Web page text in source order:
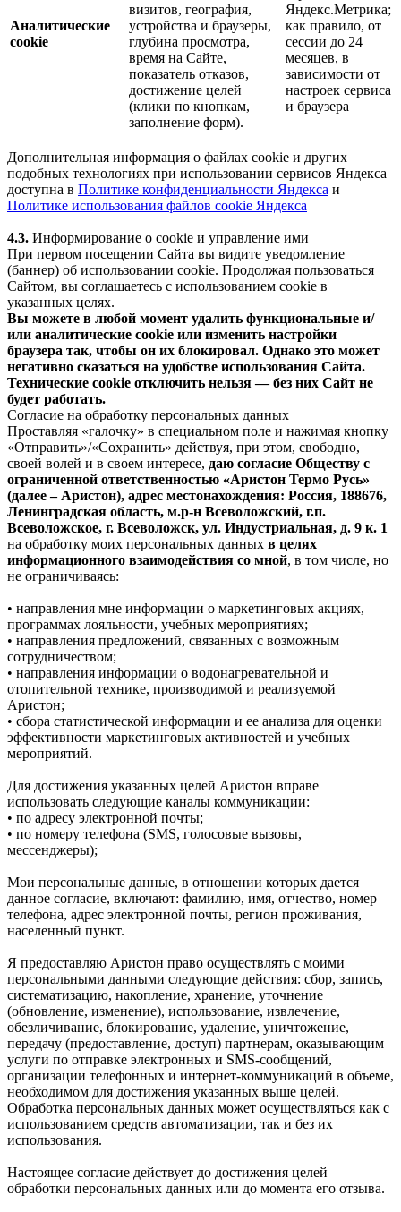
Аналитические
cookie
визитов, география,
устройства и браузеры,
глубина просмотра,
время на Сайте,
показатель отказов,
достижение целей
(клики по кнопкам,
заполнение форм).
Яндекс.Метрика;
как правило, от
сессии до 24
месяцев, в
зависимости от
настроек сервиса
и браузера
Дополнительная информация о файлах cookie и других
подобных технологиях при использовании сервисов Яндекса
доступна в Политике конфиденциальности Яндекса и
Политике использования файлов cookie Яндекса
4.3. Информирование о cookie и управление ими
При первом посещении Сайта вы видите уведомление
(баннер) об использовании cookie. Продолжая пользоваться
Сайтом, вы соглашаетесь с использованием cookie в
указанных целях.
Вы можете в любой момент удалить функциональные и/
или аналитические cookie или изменить настройки
браузера так, чтобы он их блокировал. Однако это может
негативно сказаться на удобстве использования Сайта.
Технические cookie отключить нельзя — без них Сайт не
будет работать.
Согласие на обработку персональных данных
Проставляя «галочку» в специальном поле и нажимая кнопку
«Отправить»/«Сохранить» действуя, при этом, свободно,
своей волей и в своем интересе, даю согласие Обществу с
ограниченной ответственностью «Аристон Термо Русь»
(далее – Аристон), адрес местонахождения: Россия, 188676,
Ленинградская область, м.р-н Всеволожский, г.п.
Всеволожское, г. Всеволожск, ул. Индустриальная, д. 9 к. 1
на обработку моих персональных данных в целях
информационного взаимодействия со мной, в том числе, но
не ограничиваясь:
• направления мне информации о маркетинговых акциях,
программах лояльности, учебных мероприятиях;
• направления предложений, связанных с возможным
сотрудничеством;
• направления информации о водонагревательной и
отопительной технике, производимой и реализуемой
Аристон;
• сбора статистической информации и ее анализа для оценки
эффективности маркетинговых активностей и учебных
мероприятий.
Для достижения указанных целей Аристон вправе
использовать следующие каналы коммуникации:
• по адресу электронной почты;
• по номеру телефона (SMS, голосовые вызовы,
мессенджеры);
Мои персональные данные, в отношении которых дается
данное согласие, включают: фамилию, имя, отчество, номер
телефона, адрес электронной почты, регион проживания,
населенный пункт.
Я предоставляю Аристон право осуществлять с моими
персональными данными следующие действия: сбор, запись,
систематизацию, накопление, хранение, уточнение
(обновление, изменение), использование, извлечение,
обезличивание, блокирование, удаление, уничтожение,
передачу (предоставление, доступ) партнерам, оказывающим
услуги по отправке электронных и SMS‑сообщений,
организации телефонных и интернет‑коммуникаций в объеме,
необходимом для достижения указанных выше целей.
Обработка персональных данных может осуществляться как с
использованием средств автоматизации, так и без их
использования.
Настоящее согласие действует до достижения целей
обработки персональных данных или до момента его отзыва.